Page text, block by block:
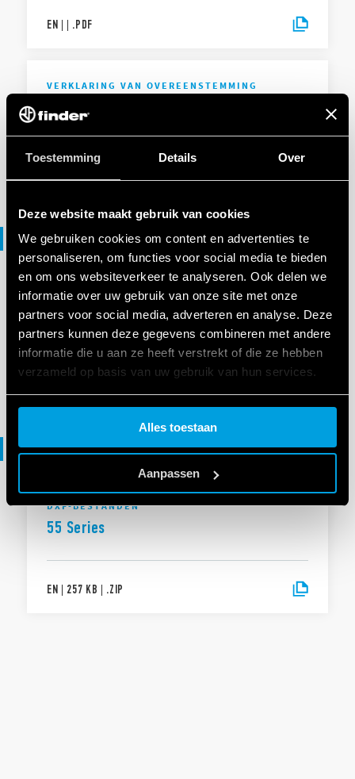
Toestemming Details Over
Deze website maakt gebruik van cookies
We gebruiken cookies om content en advertenties te
personaliseren, om functies voor social media te bieden
en om ons websiteverkeer te analyseren. Ook delen we
informatie over uw gebruik van onze site met onze
partners voor social media, adverteren en analyse. Deze
partners kunnen deze gegevens combineren met andere
informatie die u aan ze heeft verstrekt of die ze hebben
verzameld op basis van uw gebruik van hun services.
Cookie policy.
Alles toestaan
Aanpassen
EN | | .PDF
VERKLARING VAN OVEREENSTEMMING
DoC 55 Series
File 3D
3D-BESTANDEN
55 Series
EN|1 MB| .ZIP
File DXF
DXF-BESTANDEN
55 Series
EN | 257 KB | .ZIP